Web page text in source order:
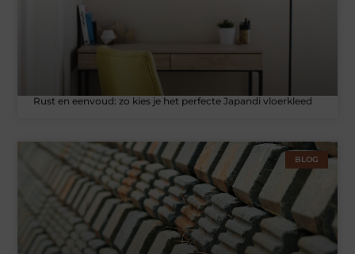
Rust en eenvoud: zo kies je het perfecte Japandi vloerkleed
BLOG